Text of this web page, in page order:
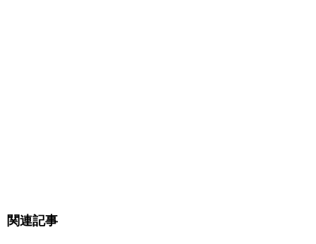
関連記事